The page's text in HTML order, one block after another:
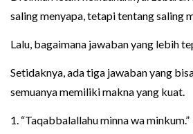
saling menyapa, tetapi tentang saling
Lalu, bagaimana jawaban yang lebih
Setidaknya, ada tiga jawaban yang
semuanya memiliki makna yang kuat.
1. “Taqabbalallahu minna wa minkum.”